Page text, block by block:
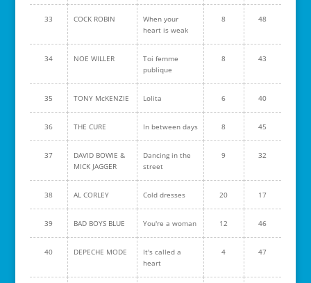
33 COCK ROBIN
When your
heart is weak
8 48
34 NOE WILLER
Toi femme
publique
8 43
35 TONY McKENZIE Lolita 6 40
36 THE CURE In between days 8 45
37
DAVID BOWIE &
MICK JAGGER
Dancing in the
street
9 32
38 AL CORLEY Cold dresses 20 17
39 BAD BOYS BLUE You're a woman 12 46
40 DEPECHE MODE
It's called a
heart
4 47